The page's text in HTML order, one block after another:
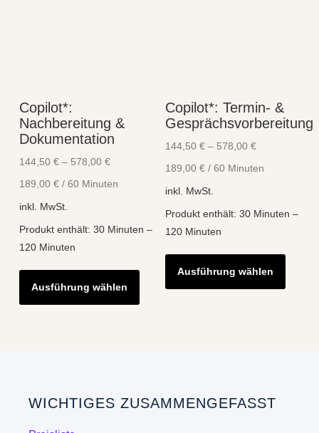
gewählt
Copilot*:
Nachbereitung &
Dokumentation
144,50 €– 578,00 €
189,00 €/ 60 Minuten
inkl. MwSt.
Produkt enthält: 30 Minuten –
120 Minuten
Ausführung wählen
Dieses
Produkt
weist
Optionen
Copilot*: Termin- &
Gesprächsvorbereitung
144,50 €– 578,00 €
189,00 €/ 60 Minuten
inkl. MwSt.
Produkt enthält: 30 Minuten –
120 Minuten
Ausführung wählen
weist
WICHTIGES ZUSAMMENGEFASST